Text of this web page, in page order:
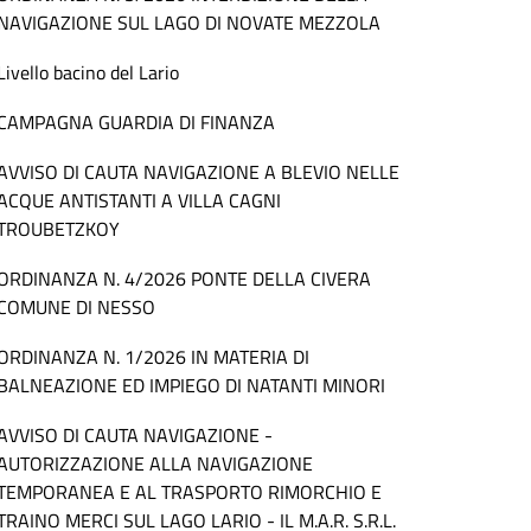
SUL LAGO DI NOVATE MEZZOLA
bacino del Lario
GUARDIA DI FINANZA
DI CAUTA NAVIGAZIONE A BLEVIO NELLE
ANTISTANTI A VILLA CAGNI
N. 4/2026 PONTE DELLA CIVERA
DI NESSO
N. 1/2026 IN MATERIA DI
ED IMPIEGO DI NATANTI MINORI
DI CAUTA NAVIGAZIONE -
ALLA NAVIGAZIONE
E AL TRASPORTO RIMORCHIO E
MERCI SUL LAGO LARIO - IL M.A.R. S.R.L.